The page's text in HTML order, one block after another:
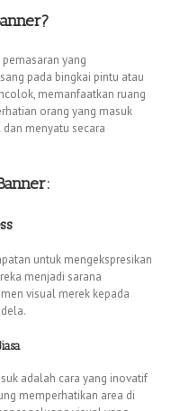
yang
pada bingkai pintu atau
memanfaatkan ruang
orang yang masuk
menyatu secara
untuk mengekspresikan
menjadi sarana
visual merek kepada
adalah cara yang inovatif
memperhatikan area di